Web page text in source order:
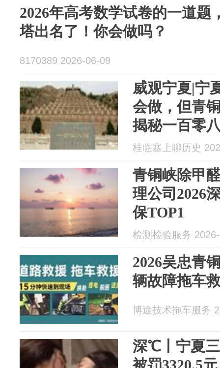
2026年高考数学试卷的一道题
塔出名了！你会做吗？
8170389 2026-06-09
威观宁夏|宁
会做，但青
揭秘一百零
桂临塞上聊历史
青铜峡除甲
理公司2026
保TOP1
检测检验服务
2026吴忠青
辆故障拖车
博途技术拖车服务
深℃丨宁夏